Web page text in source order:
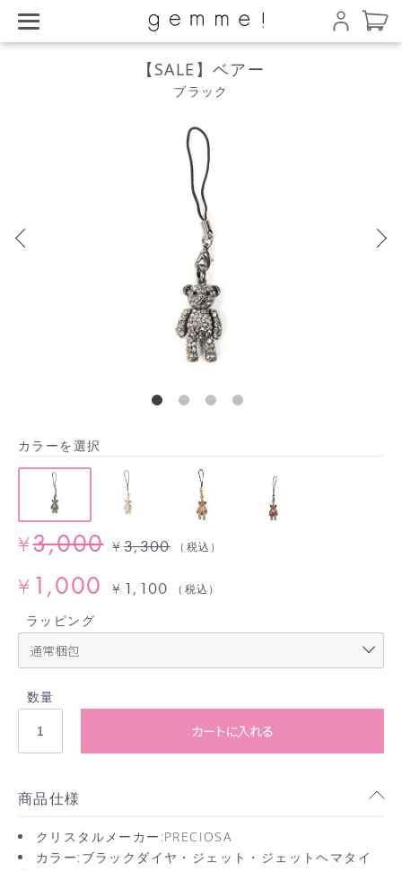
【SALE】ベアー
ブラック
カラーを選択
¥3,000
¥ 1,000
¥ 3,300 （税込）
¥ 1,100 （税込）
ラッピング
数量
カートに入れる
商品仕様
クリスタルメーカー:PRECIOSA
カラー:ブラックダイヤ・ジェット・ジェットヘマタイ